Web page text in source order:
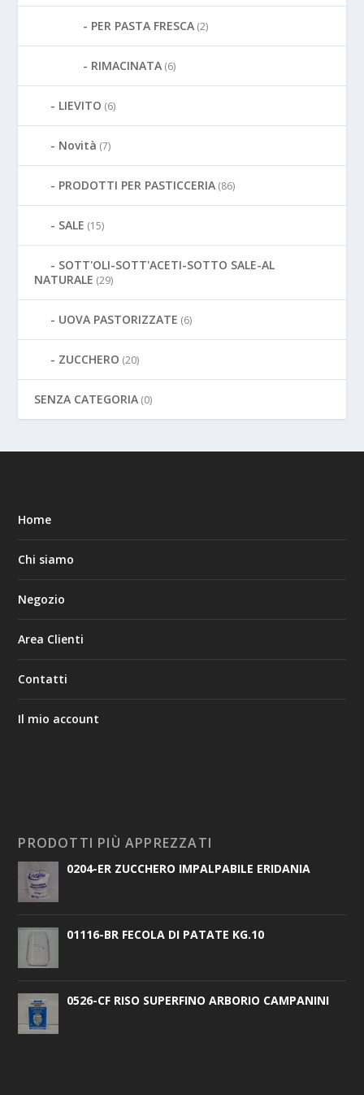
PER PASTA FRESCA (2)
RIMACINATA (6)
LIEVITO (6)
Novità (7)
PRODOTTI PER PASTICCERIA (86)
SALE (15)
SOTT'OLI-SOTT'ACETI-SOTTO SALE-AL
NATURALE (29)
UOVA PASTORIZZATE (6)
ZUCCHERO (20)
SENZA CATEGORIA (0)
Home
Chi siamo
Negozio
Area Clienti
Contatti
Il mio account
PRODOTTI PIÙ APPREZZATI
0204-ER ZUCCHERO IMPALPABILE ERIDANIA
01116-BR FECOLA DI PATATE KG.10
0526-CF RISO SUPERFINO ARBORIO CAMPANINI